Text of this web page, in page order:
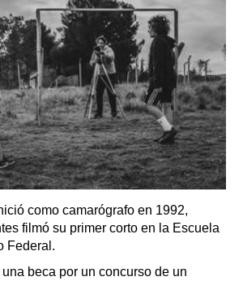
como camarógrafo en 1992,
filmó su primer corto en la Escuela
Federal.
beca por un concurso de un